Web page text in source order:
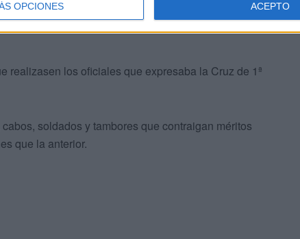
OPCIONES ACEPTO
cabos, soldados y tambores que contraigan méritos
realizasen los oficiales que expresaba la Cruz de 1ª
soldados y tambores que contraigan méritos
que la anterior.